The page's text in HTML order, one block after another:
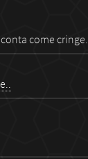
come cringe.